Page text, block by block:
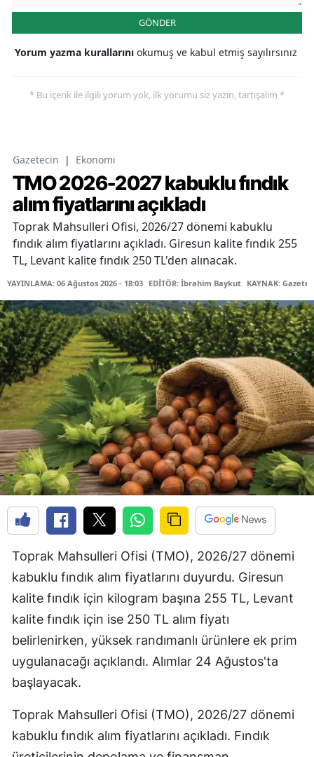
GÖNDER
Yorum yazma kurallarını okumuş ve kabul etmiş sayılırsınız
* Bu içerik ile ilgili yorum yok, ilk yorumu siz yazın, tartışalım *
Gazetecin | Ekonomi
TMO 2026-2027 kabuklu fındık
alım fiyatlarını açıkladı
Toprak Mahsulleri Ofisi, 2026/27 dönemi kabuklu
fındık alım fiyatlarını açıkladı. Giresun kalite fındık 255
TL, Levant kalite fındık 250 TL'den alınacak.
YAYINLAMA: 06 Ağustos 2026 - 18:03 EDİTÖR: İbrahim Baykut KAYNAK:
Toprak Mahsulleri Ofisi (TMO), 2026/27 dönemi
kabuklu fındık alım fiyatlarını duyurdu. Giresun
kalite fındık için kilogram başına 255 TL, Levant
kalite fındık için ise 250 TL alım fiyatı
belirlenirken, yüksek randımanlı ürünlere ek prim
uygulanacağı açıklandı. Alımlar 24 Ağustos'ta
başlayacak.
Toprak Mahsulleri Ofisi (TMO), 2026/27 dönemi
kabuklu fındık alım fiyatlarını açıkladı. Fındık